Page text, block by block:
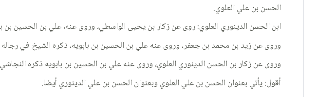
الحسن بن علي العلوي.
ابن الحسن الدينوري العلوي: روى عن زكار بن يحيى الواسطي، وروى عنه، علي بن الحسين بن
وروى عن زيد بن محمد بن جعفر، وروى عنه علي بن الحسين بن بابويه، ذكره الشيخ في
وروى عن زكار بن الحسن الدينوري العلوي، وروى عنه علي بن الحسين بن بابويه ذكره
أقول: يأتي بعنوان الحسن بن علي العلوي وبعنوان الحسن بن علي الدينوري أيضا.